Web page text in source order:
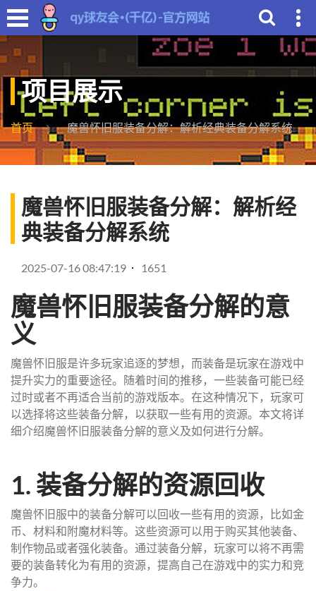
项目展示
首页 魔兽怀旧服装备分解：解析经典装备分解系统
魔兽怀旧服装备分解：解析经
典装备分解系统
2025-07-16 08:47:19 1651
魔兽怀旧服装备分解的意
义
魔兽怀旧服是许多玩家追逐的梦想，而装备是玩家在游戏中
提升实力的重要途径。随着时间的推移，一些装备可能已经
过时或者不再适合当前的游戏版本。在这种情况下，玩家可
以选择将这些装备分解，以获取一些有用的资源。本文将详
细介绍魔兽怀旧服装备分解的意义及如何进行分解。
1. 装备分解的资源回收
魔兽怀旧服中的装备分解可以回收一些有用的资源，比如金
币、材料和附魔材料等。这些资源可以用于购买其他装备、
制作物品或者强化装备。通过装备分解，玩家可以将不再需
要的装备转化为有用的资源，提高自己在游戏中的实力和竞
争力。